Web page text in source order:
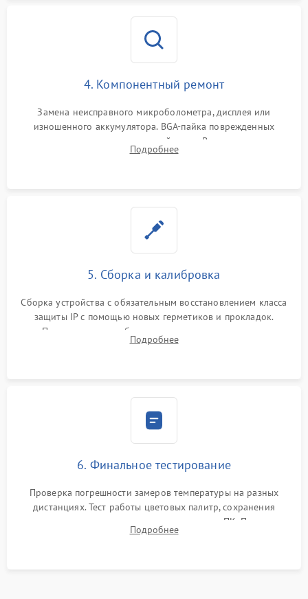
4. Компонентный ремонт
Замена неисправного микроболометра, дисплея или
изношенного аккумулятора. BGA-пайка поврежденных
контроллеров на материнской плате. Восстановление
разъемов и кнопок, замена поврежденных элементов
Подробнее
5. Сборка и калибровка
Сборка устройства с обязательным восстановлением класса
защиты IP с помощью новых герметиков и прокладок.
Программная калибровка матрицы по эталонному
абсолютно черному телу для точного измерения температур.
Подробнее
6. Финальное тестирование
Проверка погрешности замеров температуры на разных
дистанциях. Тест работы цветовых палитр, сохранения
термограмм в память и передачи данных на ПК. Проверка
автономности работы и итоговый контроль качества.
Подробнее